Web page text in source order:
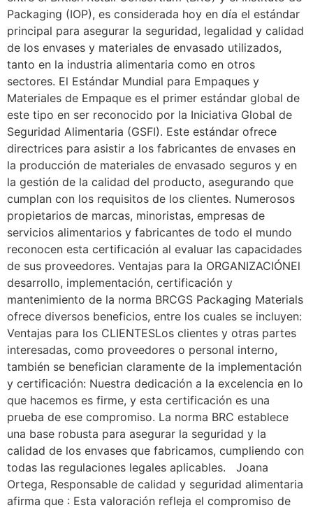
Packaging (IOP), es considerada hoy en día el estándar
principal para asegurar la seguridad, legalidad y calidad
de los envases y materiales de envasado utilizados,
tanto en la industria alimentaria como en otros
sectores. El Estándar Mundial para Empaques y
Materiales de Empaque es el primer estándar global de
este tipo en ser reconocido por la Iniciativa Global de
Seguridad Alimentaria (GSFI). Este estándar ofrece
directrices para asistir a los fabricantes de envases en
la producción de materiales de envasado seguros y en
la gestión de la calidad del producto, asegurando que
cumplan con los requisitos de los clientes. Numerosos
propietarios de marcas, minoristas, empresas de
servicios alimentarios y fabricantes de todo el mundo
reconocen esta certificación al evaluar las capacidades
de sus proveedores. Ventajas para la ORGANIZACIÓNEl
desarrollo, implementación, certificación y
mantenimiento de la norma BRCGS Packaging Materials
ofrece diversos beneficios, entre los cuales se incluyen:
Ventajas para los CLIENTESLos clientes y otras partes
interesadas, como proveedores o personal interno,
también se benefician claramente de la implementación
y certificación: Nuestra dedicación a la excelencia en lo
que hacemos es firme, y esta certificación es una
prueba de ese compromiso. La norma BRC establece
una base robusta para asegurar la seguridad y la
calidad de los envases que fabricamos, cumpliendo con
todas las regulaciones legales aplicables. Joana
Ortega, Responsable de calidad y seguridad alimentaria
afirma que : Esta valoración refleja el compromiso de